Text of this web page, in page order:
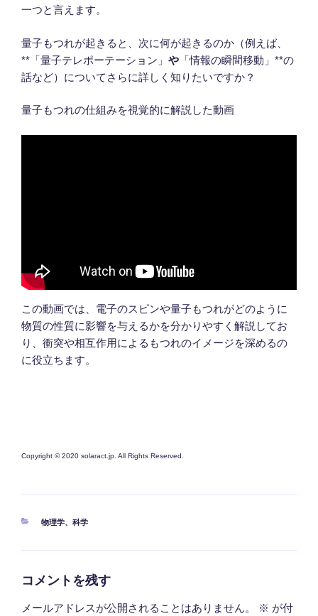
一つと言えます。
量子もつれが起きると、次に何が起きるのか（例えば、
**「量子テレポーテーション」 や 「情報の瞬間移動」**の
話など）についてさらに詳しく知りたいですか？
量子もつれの仕組みを視覚的に解説した動画
この動画では、電子のスピンや量子もつれがどのように
物質の性質に影響を与えるかを分かりやすく解説してお
り、衝突や相互作用によるもつれのイメージを深めるの
に役立ちます。
Copyright © 2020 solaract.jp. All Rights Reserved.
カ
ー
物理学、 科学
コメントを残す
メールアドレスが公開されることはありません。 ※ が付